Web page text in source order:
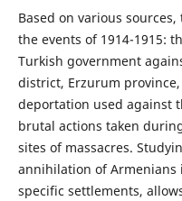
Based on various
the events of 1914-1915:
Turkish government
district, Erzurum
deportation used against
brutal actions taken
sites of massacres.
annihilation of
specific settlements,